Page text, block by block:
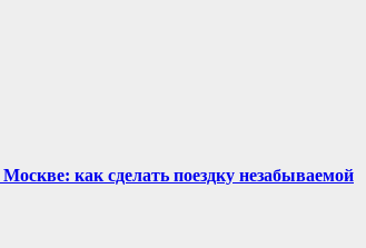
как сделать поездку незабываемой